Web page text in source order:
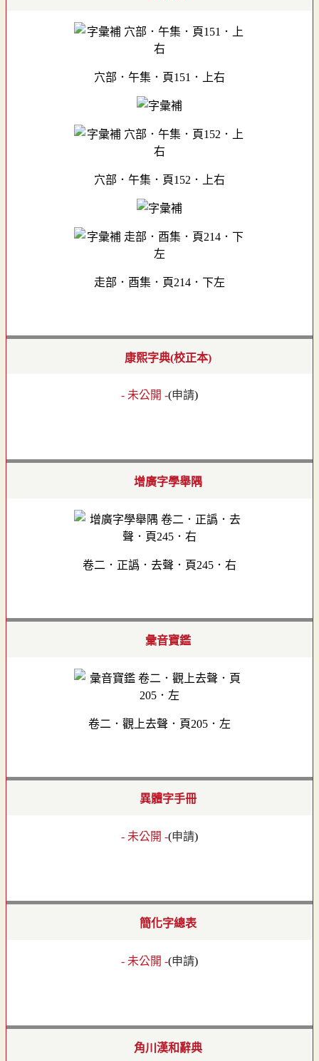
穴部．午集．頁151．上右
穴部．午集．頁152．上右
走部．酉集．頁214．下左
康熙字典(校正本)
- 未公開 -(申請)
增廣字學舉隅
卷二．正譌．去聲．頁245．右
彙音寶鑑
卷二．觀上去聲．頁205．左
異體字手冊
- 未公開 -(申請)
簡化字總表
- 未公開 -(申請)
角川漢和辭典